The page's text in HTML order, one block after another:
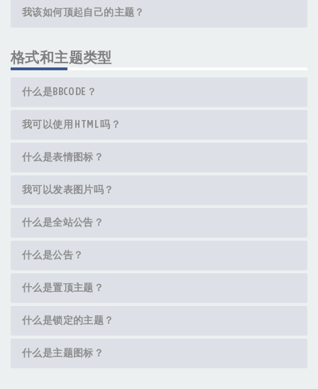
我该如何顶起自己的主题？
格式和主题类型
什么是BBCODE？
我可以使用 HTML 吗？
什么是表情图标？
我可以发表图片吗？
什么是全站公告？
什么是公告？
什么是置顶主题？
什么是锁定的主题？
什么是主题图标？